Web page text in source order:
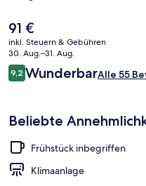
Kathedrale von Florenz. Die
Fußmarsch von den
Bahn läuft man 3 Minuten
Stazione Statuto) bzw. 5
Leopoldo).
Der
aktuelle
Preis
beträgt
91 €.
91 €
inkl. Steuern & Gebühren
30. Aug.–31. Aug.
Bewertungen
9,29,2 von 10.
WunderbarAlle 55
Beliebte
Frühstück inbegriffen
Klimaanlage